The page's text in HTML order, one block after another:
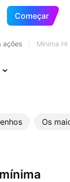
Começar
ações Mínima
Os